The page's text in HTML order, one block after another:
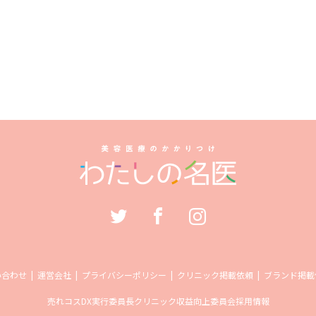
わせ 運営会社 プライバシーポリシー クリニック掲載依頼 ブランド掲
売れコスDX実行委員長クリニック収益向上委員会採用情報